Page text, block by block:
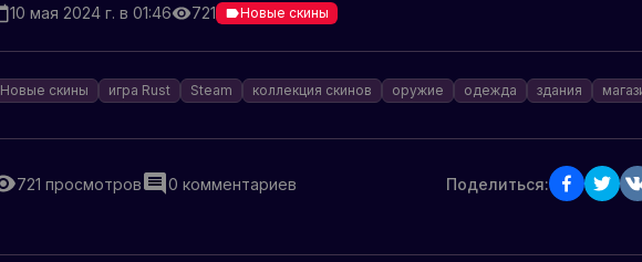
10 мая 2024 г. в 01:46 721 Новые скины
Новые скины игра Rust Steam коллекция скинов оружие одежда здания
721 просмотров 0 комментариев Поделиться: